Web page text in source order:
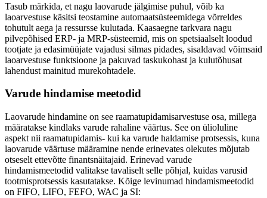
Tasub märkida, et nagu laovarude jälgimise puhul, võib ka
laoarvestuse käsitsi teostamine automaatsüsteemidega võrreldes
tohutult aega ja ressursse kulutada. Kaasaegne tarkvara nagu
pilvepõhised ERP- ja MRP-süsteemid, mis on spetsiaalselt loodud
tootjate ja edasimüüjate vajadusi silmas pidades, sisaldavad võimsaid
laoarvestuse funktsioone ja pakuvad taskukohast ja kulutõhusat
lahendust mainitud murekohtadele.
Varude hindamise meetodid
Laovarude hindamine on see raamatupidamisarvestuse osa, millega
määratakse kindlaks varude rahaline väärtus. See on ülioluline
aspekt nii raamatupidamis- kui ka varude haldamise protsessis, kuna
laovarude väärtuse määramine nende erinevates olekutes mõjutab
otseselt ettevõtte finantsnäitajaid. Erinevad varude
hindamismeetodid valitakse tavaliselt selle põhjal, kuidas varusid
tootmisprotsessis kasutatakse. Kõige levinumad hindamismeetodid
on FIFO, LIFO, FEFO, WAC ja SI: